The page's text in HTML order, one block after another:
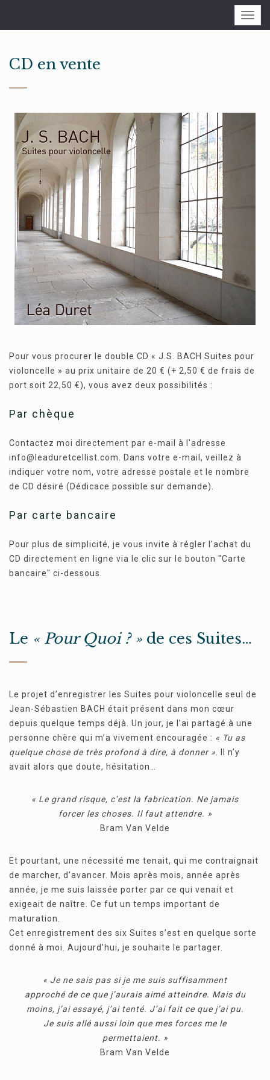
CD en vente
Pour vous procurer le double CD « J.S. BACH Suites pour
violoncelle » au prix unitaire de 20 € (+ 2,50 € de frais de
port soit 22,50 €), vous avez deux possibilités :
Par chèque
Contactez moi directement par e-mail à l'adresse
info@leaduretcellist.com. Dans votre e-mail, veillez à
indiquer votre nom, votre adresse postale et le nombre
de CD désiré (Dédicace possible sur demande).
Par carte bancaire
Pour plus de simplicité, je vous invite à régler l'achat du
CD directement en ligne via le clic sur le bouton "Carte
bancaire" ci-dessous.
Le « Pour Quoi ? » de ces Suites…
Le projet d’enregistrer les Suites pour violoncelle seul de
Jean-Sébastien BACH était présent dans mon cœur
depuis quelque temps déjà. Un jour, je l’ai partagé à une
personne chère qui m’a vivement encouragée : « Tu as
quelque chose de très profond à dire, à donner » . Il n’y
avait alors que doute, hésitation…
« Le grand risque, c’est la fabrication. Ne jamais
forcer les choses. Il faut attendre. »
Bram Van Velde
Et pourtant, une nécessité me tenait, qui me contraignait
de marcher, d’avancer. Mois après mois, année après
année, je me suis laissée porter par ce qui venait et
exigeait de naître. Ce fut un temps important de
maturation.
Cet enregistrement des six Suites s’est en quelque sorte
donné à moi. Aujourd’hui, je souhaite le partager.
« Je ne sais pas si je me suis suffisamment
approché de ce que j’aurais aimé atteindre. Mais du
moins, j’ai essayé, j’ai tenté. J’ai fait ce que j’ai pu.
Je suis allé aussi loin que mes forces me le
permettaient. »
Bram Van Velde